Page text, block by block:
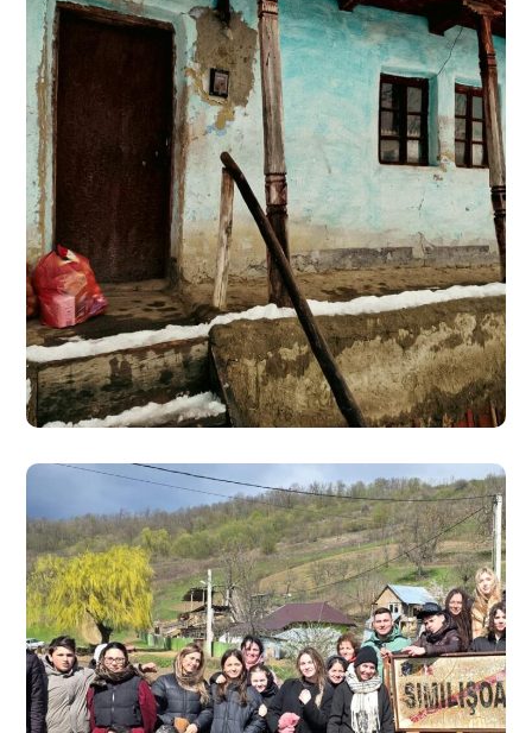
Darul cel mai minunat! –
2023 (3)
#CARITATE
#EDUCAȚIE